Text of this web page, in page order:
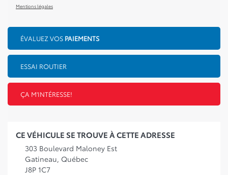
Mentions légales
ÉVALUEZ VOS PAIEMENTS
ESSAI ROUTIER
ÇA M'INTÉRESSE!
CE VÉHICULE SE TROUVE À CETTE ADRESSE
303 Boulevard Maloney Est
Gatineau, Québec
J8P 1C7